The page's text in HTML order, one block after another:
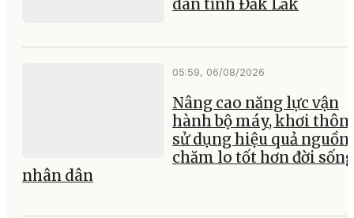
dân tỉnh Đắk Lắk
05:59, 06/08/2026
Nâng cao năng lực vận
hành bộ máy, khơi
sử dụng hiệu quả nguồn
chăm lo tốt hơn đời sống
nhân dân